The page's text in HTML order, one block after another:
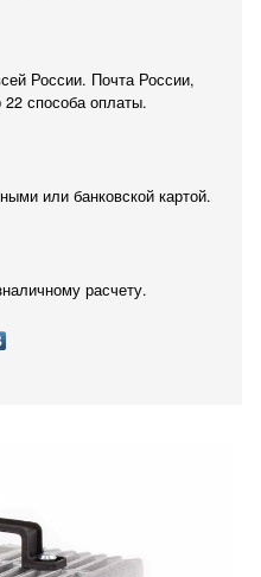
России. Почта России,
способа оплаты.
или банковской картой.
расчету.